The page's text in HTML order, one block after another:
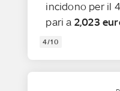
incidono per il
pari a 2,023
4/10